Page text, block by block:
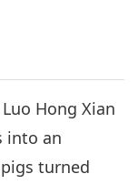
Hong Xian
into an
turned